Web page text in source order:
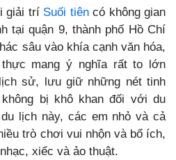
giải trí Suối tiêncó không gian
tại quận 9, thành phố Hồ Chí
sâu vào khía cạnh văn hóa,
mang ý nghĩa rất to lớn
sử, lưu giữ những nét tinh
bị khô khan đối với du
lịch này, các em nhỏ và cả
trò chơi vui nhộn và bổ ích,
xiếc và ảo thuật.